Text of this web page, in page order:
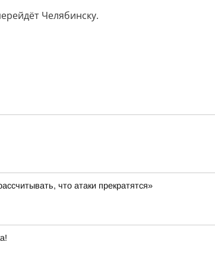
Челябинску.
что атаки прекратятся»